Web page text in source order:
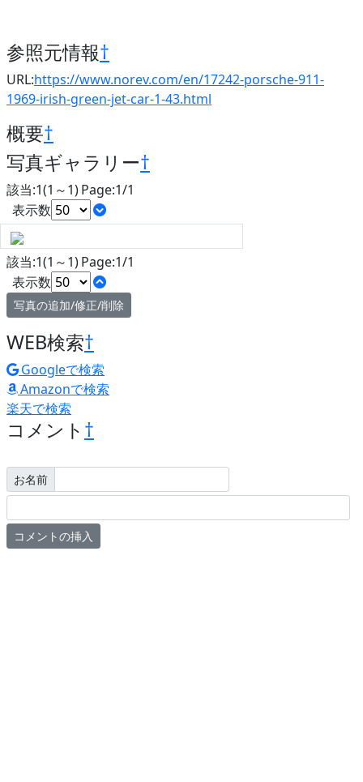
参照元情報†
URL:https://www.norev.com/en/17242-porsche-911-
1969-irish-green-jet-car-1-43.html
概要†
写真ギャラリー†
該当:1(1～1) Page:1/1
表示数
該当:1(1～1) Page:1/1
表示数
写真の追加/修正/削除
WEB検索†
Googleで検索
Amazonで検索
楽天で検索
コメント †
お名前